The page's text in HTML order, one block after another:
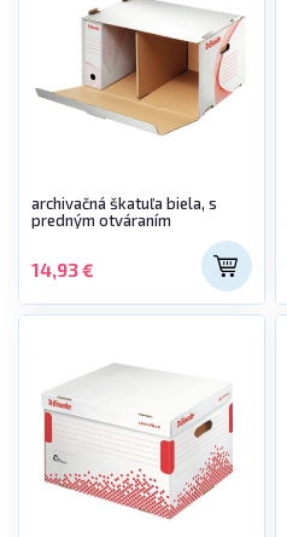
archivačná škatuľa biela, s
predným otváraním
14,93 €